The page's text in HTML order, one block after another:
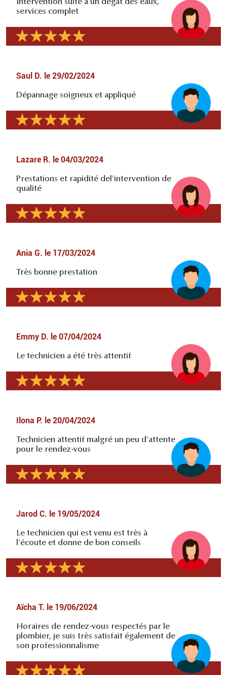
Intervention suite à un dégât des eaux,
services complet
Saul D. le 29/02/2024
Dépannage soigneux et appliqué
Lazare R. le 04/03/2024
Prestations et rapidité del'intervention de
qualité
Ania G. le 17/03/2024
Très bonne prestation
Emmy D. le 07/04/2024
Le technicien a été très attentif
Ilona P. le 20/04/2024
Technicien attentif malgré un peu d'attente
pour le rendez-vous
Jarod C. le 19/05/2024
Le technicien qui est venu est très à
l'écoute et donne de bon conseils
Aïcha T. le 19/06/2024
Horaires de rendez-vous respectés par le
plombier, je suis très satisfait également de
son professionnalisme